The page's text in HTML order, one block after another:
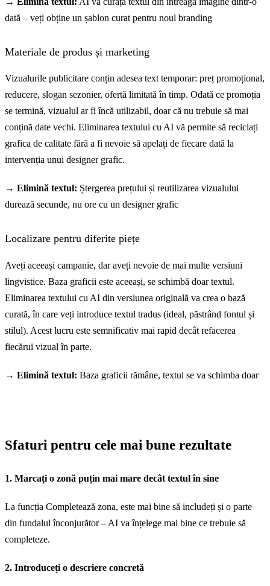
dată – veți obține un șablon curat pentru noul branding
Materiale de produs și marketing
Vizualurile publicitare conțin adesea text temporar: preț promoțional,
reducere, slogan sezonier, ofertă limitată în timp. Odată ce promoția
se termină, vizualul ar fi încă utilizabil, doar că nu trebuie să mai
conțină date vechi. Eliminarea textului cu AI vă permite să reciclați
grafica de calitate fără a fi nevoie să apelați de fiecare dată la
intervenția unui designer grafic.
→ Elimină textul: Ștergerea prețului și reutilizarea vizualului
durează secunde, nu ore cu un designer grafic
Localizare pentru diferite piețe
Aveți aceeași campanie, dar aveți nevoie de mai multe versiuni
lingvistice. Baza graficii este aceeași, se schimbă doar textul.
Eliminarea textului cu AI din versiunea originală va crea o bază
curată, în care veți introduce textul tradus (ideal, păstrând fontul și
stilul). Acest lucru este semnificativ mai rapid decât refacerea
fiecărui vizual în parte.
→ Elimină textul: Baza graficii rămâne, textul se va schimba doar
Sfaturi pentru cele mai bune rezultate
1. Marcați o zonă puțin mai mare decât textul în sine
La funcția Completează zona, este mai bine să includeți și o parte
din fundalul înconjurător – AI va înțelege mai bine ce trebuie să
completeze.
2. Introduceți o descriere concretă